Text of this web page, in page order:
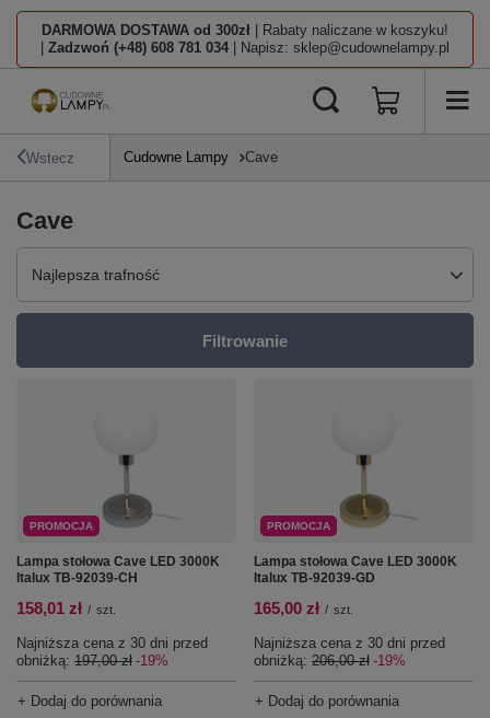
DARMOWA DOSTAWA od 300zł | Rabaty naliczane w koszyku!
Zadzwoń (+48) 608 781 034 | Napisz: sklep@cudownelampy.pl
Wstecz Cudowne Lampy Cave
Cave
Zmień sortowanie
Najlepsza trafność
Filtrowanie
PROMOCJA
Lampa stołowa Cave LED 3000K
Italux TB-92039-CH
158,01 zł / szt.
Najniższa cena z 30 dni przed
obniżką: 197,00 zł -19%
+ Dodaj do porównania
PROMOCJA
Lampa stołowa Cave LED 3000K
Italux TB-92039-GD
165,00 zł / szt.
Najniższa cena z 30 dni przed
obniżką: 206,00 zł -19%
+ Dodaj do porównania